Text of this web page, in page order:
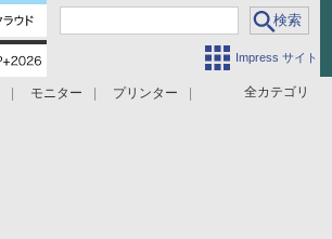
Impress サイト
全カテゴリ
モニター
プリンター